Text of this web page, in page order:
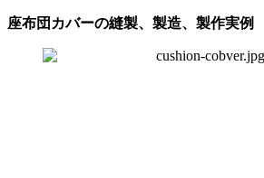
座布団カバーの縫製、製造、製作実例